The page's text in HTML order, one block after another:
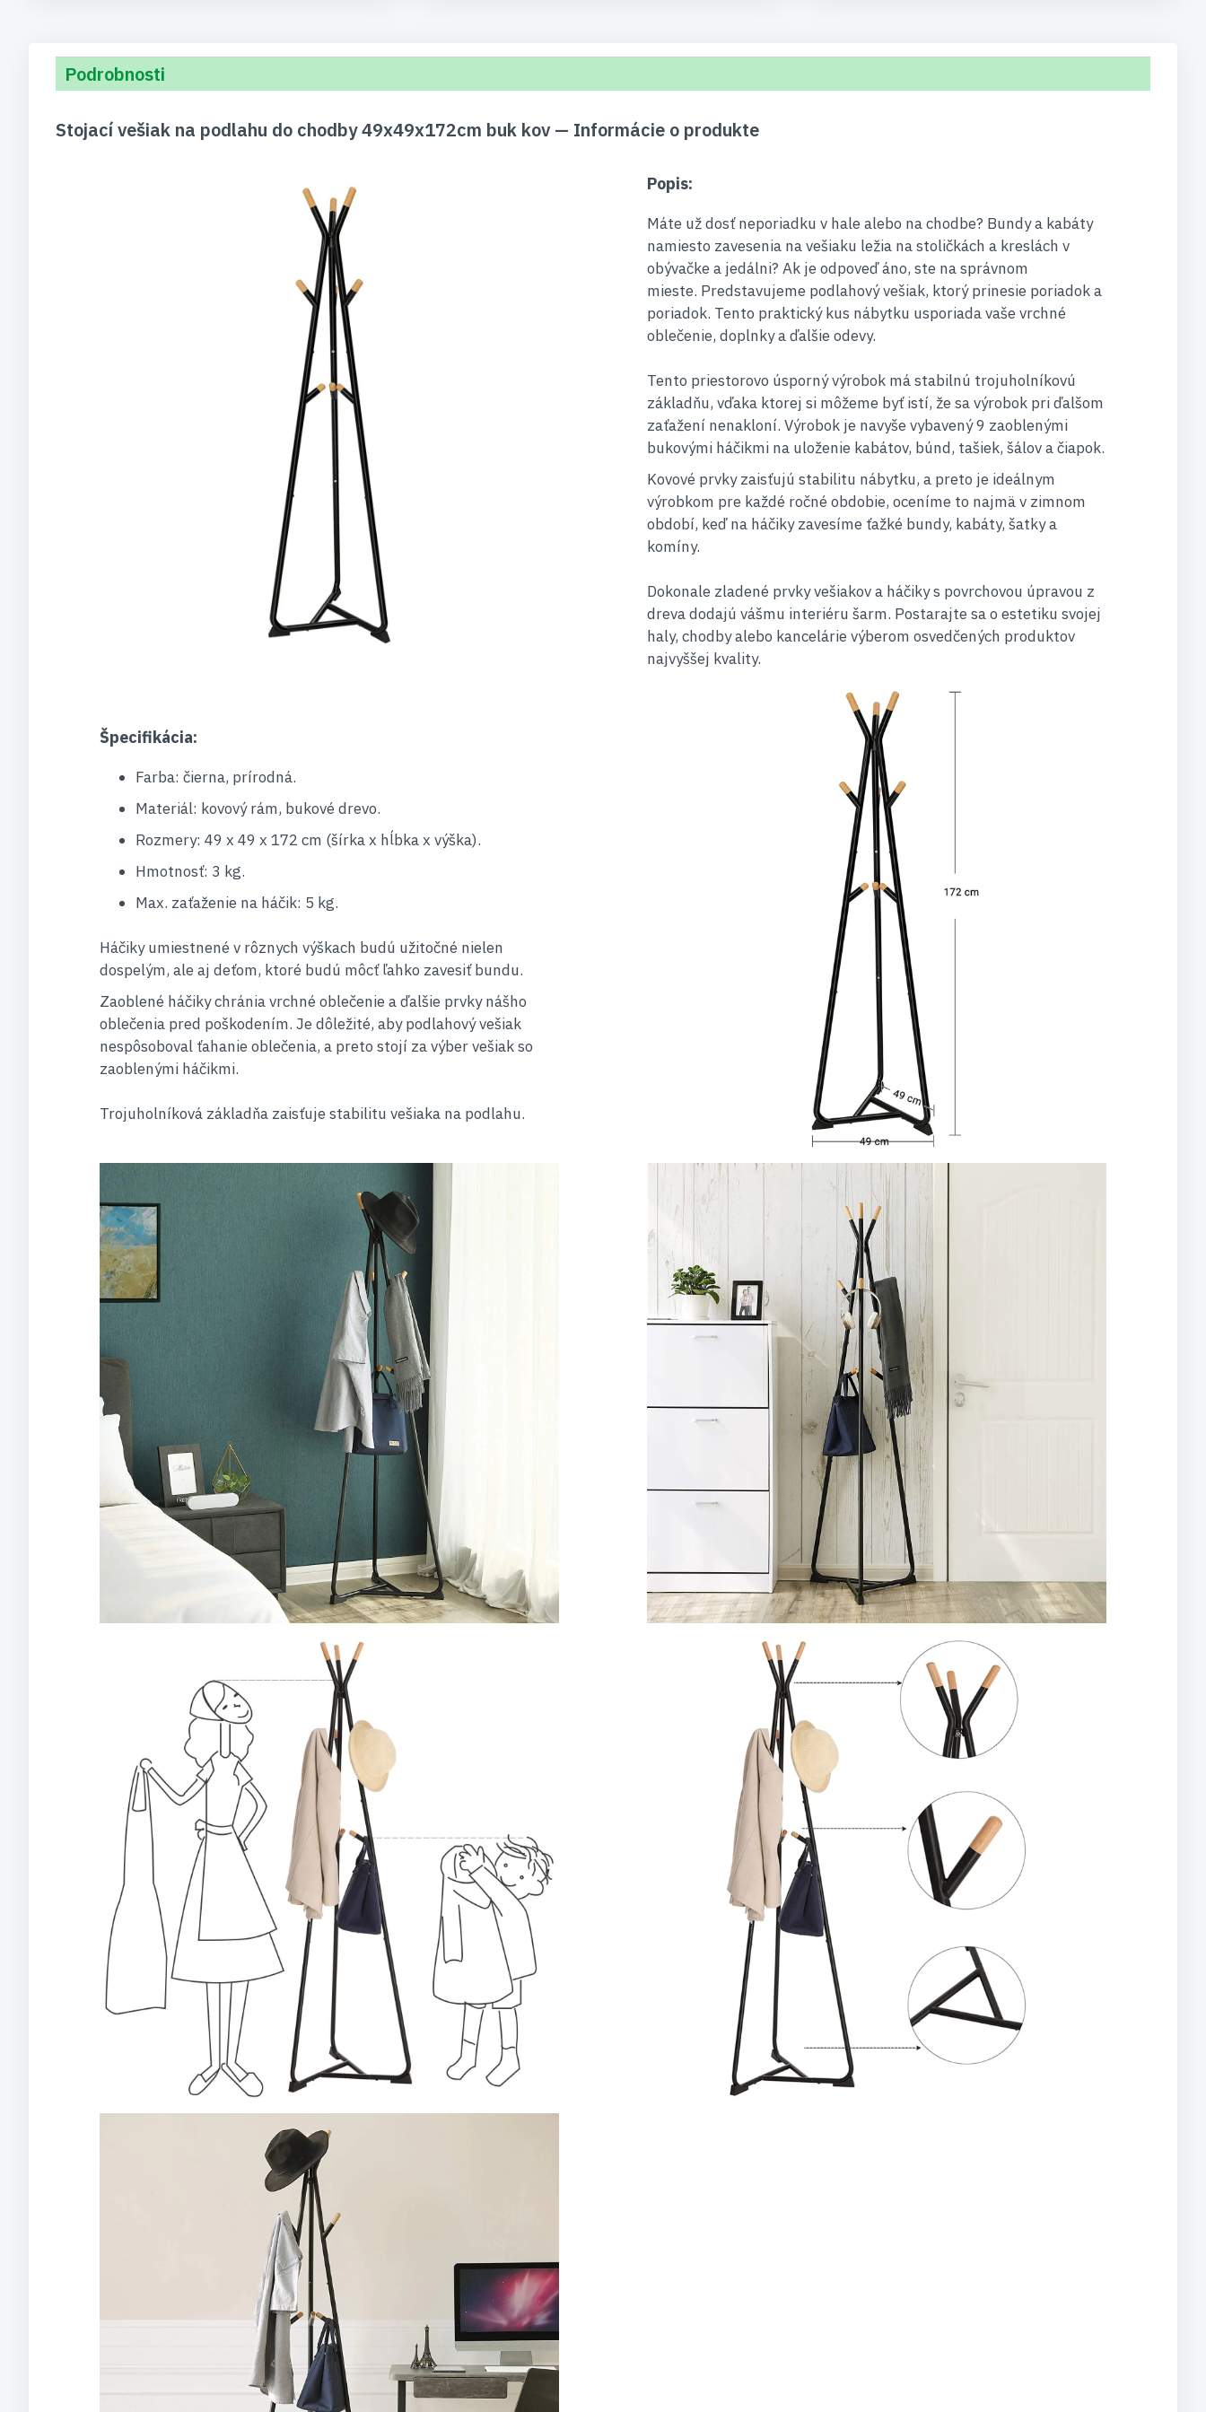
Podrobnosti
Stojací vešiak na podlahu do chodby 49x49x172cm buk kov — Informácie o produkte
Popis:
Máte už dosť neporiadku v hale alebo na chodbe? Bundy a kabáty
namiesto zavesenia na vešiaku ležia na stoličkách a kreslách v
obývačke a jedálni? Ak je odpoveď áno, ste na správnom
mieste. Predstavujeme podlahový vešiak, ktorý prinesie poriadok a
poriadok. Tento praktický kus nábytku usporiada vaše vrchné
oblečenie, doplnky a ďalšie odevy.
Tento priestorovo úsporný výrobok má stabilnú trojuholníkovú
základňu, vďaka ktorej si môžeme byť istí, že sa výrobok pri ďalšom
zaťažení nenakloní. Výrobok je navyše vybavený 9 zaoblenými
bukovými háčikmi na uloženie kabátov, búnd, tašiek, šálov a čiapok.
Kovové prvky zaisťujú stabilitu nábytku, a preto je ideálnym
výrobkom pre každé ročné obdobie, oceníme to najmä v zimnom
období, keď na háčiky zavesíme ťažké bundy, kabáty, šatky a
komíny.
Dokonale zladené prvky vešiakov a háčiky s povrchovou úpravou z
dreva dodajú vášmu interiéru šarm. Postarajte sa o estetiku svojej
haly, chodby alebo kancelárie výberom osvedčených produktov
najvyššej kvality.
Špecifikácia:
Farba: čierna, prírodná.
Materiál: kovový rám, bukové drevo.
Rozmery: 49 x 49 x 172 cm (šírka x hĺbka x výška).
Hmotnosť: 3 kg.
Max. zaťaženie na háčik: 5 kg.
Háčiky umiestnené v rôznych výškach budú užitočné nielen
dospelým, ale aj deťom, ktoré budú môcť ľahko zavesiť bundu.
Zaoblené háčiky chránia vrchné oblečenie a ďalšie prvky nášho
oblečenia pred poškodením. Je dôležité, aby podlahový vešiak
nespôsoboval ťahanie oblečenia, a preto stojí za výber vešiak so
zaoblenými háčikmi.
Trojuholníková základňa zaisťuje stabilitu vešiaka na podlahu.